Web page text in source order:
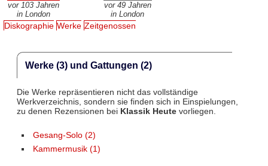
vor 103 Jahren
in London
vor 49 Jahren
in London
Diskographie Werke Zeitgenossen
Werke (3) und Gattungen (2)
Die Werke repräsentieren nicht das vollständige
Werkverzeichnis, sondern sie finden sich in Einspielungen,
zu denen Rezensionen bei Klassik Heutevorliegen.
Gesang-Solo (2)
Kammermusik (1)